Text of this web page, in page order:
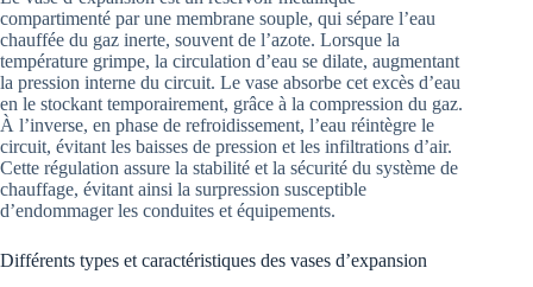
compartimenté par une membrane souple, qui sépare l’eau
chauffée du gaz inerte, souvent de l’azote. Lorsque la
température grimpe, la circulation d’eau se dilate, augmentant
la pression interne du circuit. Le vase absorbe cet excès d’eau
en le stockant temporairement, grâce à la compression du gaz.
À l’inverse, en phase de refroidissement, l’eau réintègre le
circuit, évitant les baisses de pression et les infiltrations d’air.
Cette régulation assure la stabilité et la sécurité du système de
chauffage, évitant ainsi la surpression susceptible
d’endommager les conduites et équipements.
Différents types et caractéristiques des vases d’expansion